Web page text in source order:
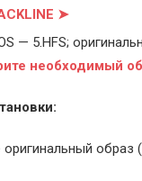
➤
— 5.HFS;
необходимый
оригинальный образ